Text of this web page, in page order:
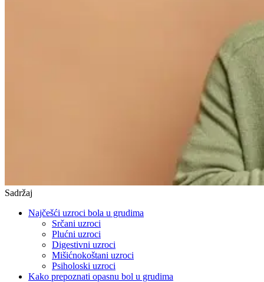
Sadržaj
Najčešći uzroci bola u grudima
Srčani uzroci
Plućni uzroci
Digestivni uzroci
Mišićnokoštani uzroci
Psiholoski uzroci
Kako prepoznati opasnu bol u grudima